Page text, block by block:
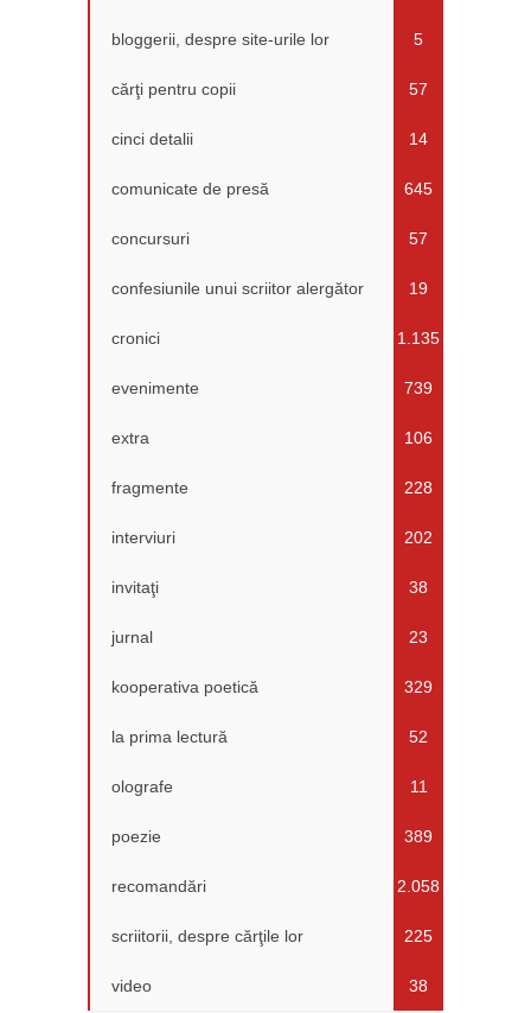
bloggerii, despre site-urile lor 5
cărţi pentru copii 57
cinci detalii 14
comunicate de presă 645
concursuri 57
confesiunile unui scriitor alergător 19
cronici 1.135
evenimente 739
extra 106
fragmente 228
interviuri 202
invitaţi 38
jurnal 23
kooperativa poetică 329
la prima lectură 52
olografe 11
poezie 389
recomandări 2.058
scriitorii, despre cărţile lor 225
video 38